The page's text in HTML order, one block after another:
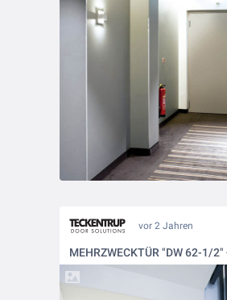
vor 2 Jahren